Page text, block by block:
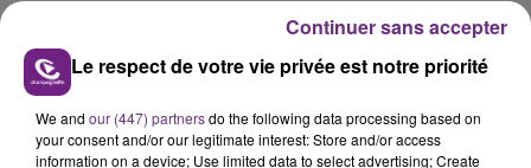
Tout le gratin de la ville et même du pays se pressent
sur place pour rencontrer les hôtesses, baptisées
« petits cœurs à louer », qui reçoivent leurs clients
dans des chambres aux ambiances très variées.
Le respect de votre vie privée est notre priorité
We and our (447) partnersdo the following data processing based on
your consent and/or our legitimate interest: Store and/or access
information on a device; Use limited data to select advertising; Create
Continuer sans accepter